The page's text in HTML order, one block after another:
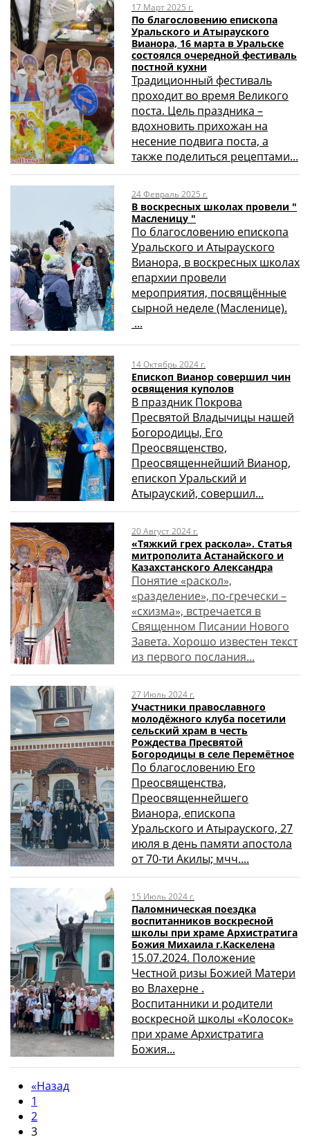
17 Март 2025 г.
По благословению епископа
Уральского и Атырауского
Вианора, 16 марта в Уральске
состоялся очередной фестиваль
постной кухни
Традиционный фестиваль
проходит во время Великого
поста. Цель праздника –
вдохновить прихожан на
несение подвига поста, а
также поделиться рецептами...
24 Февраль 2025 г.
В воскресных школах провели "
Масленицу "
По благословению епископа
Уральского и Атырауского
Вианора, в воскресных школах
епархии провели
мероприятия, посвящённые
сырной неделе (Масленице).
...
14 Октябрь 2024 г.
Епископ Вианор совершил чин
освящения куполов
В праздник Покрова
Пресвятой Владычицы нашей
Богородицы, Его
Преосвященство,
Преосвященнейший Вианор,
епископ Уральский и
Атырауский, совершил...
20 Август 2024 г.
«Тяжкий грех раскола». Статья
митрополита Астанайского и
Казахстанского Александра
Понятие «раскол»,
«разделение», по-гречески –
«схизма», встречается в
Священном Писании Нового
Завета. Хорошо известен текст
из первого послания...
27 Июль 2024 г.
Участники православного
молодёжного клуба посетили
сельский храм в честь
Рождества Пресвятой
Богородицы в селе Перемётное
По благословению Его
Преосвященства,
Преосвященнейшего
Вианора, епископа
Уральского и Атырауского, 27
июля в день памяти апостола
от 70-ти Акилы; мчч....
15 Июль 2024 г.
Паломническая поездка
воспитанников воскресной
школы при храме Архистратига
Божия Михаила г.Каскелена
15.07.2024. Положение
Честной ризы Божией Матери
во Влахерне .
Воспитанники и родители
воскресной школы «Колосок»
при храме Архистратига
Божия...
«Назад
1
2
3